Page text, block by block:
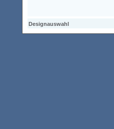
Designauswahl
Designauswahl